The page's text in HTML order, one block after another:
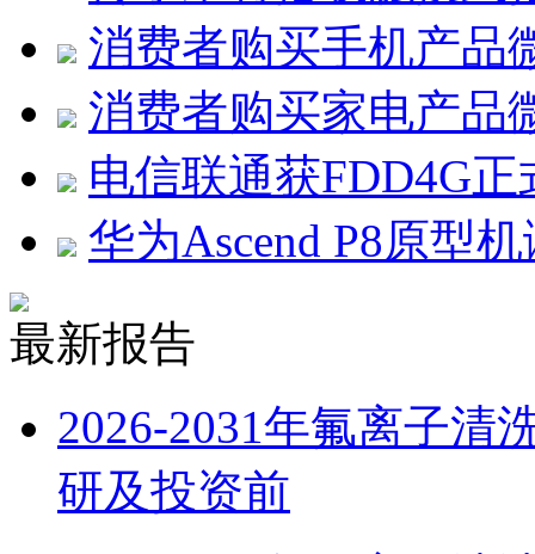
消费者购买手机产品
消费者购买家电产品
电信联通获FDD4G
华为Ascend P8原型
最新报告
2026-2031年氟离子清
研及投资前